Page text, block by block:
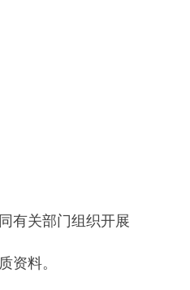
有关部门组织开展
资料。